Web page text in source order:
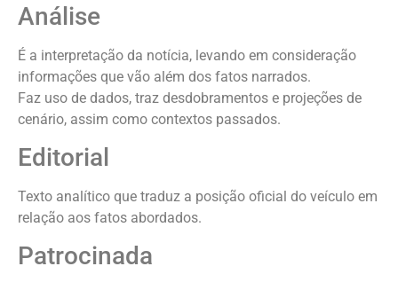
Análise
É a interpretação da notícia, levando em consideração
informações que vão além dos fatos narrados.
Faz uso de dados, traz desdobramentos e projeções de
cenário, assim como contextos passados.
Editorial
Texto analítico que traduz a posição oficial do veículo em
relação aos fatos abordados.
Patrocinada